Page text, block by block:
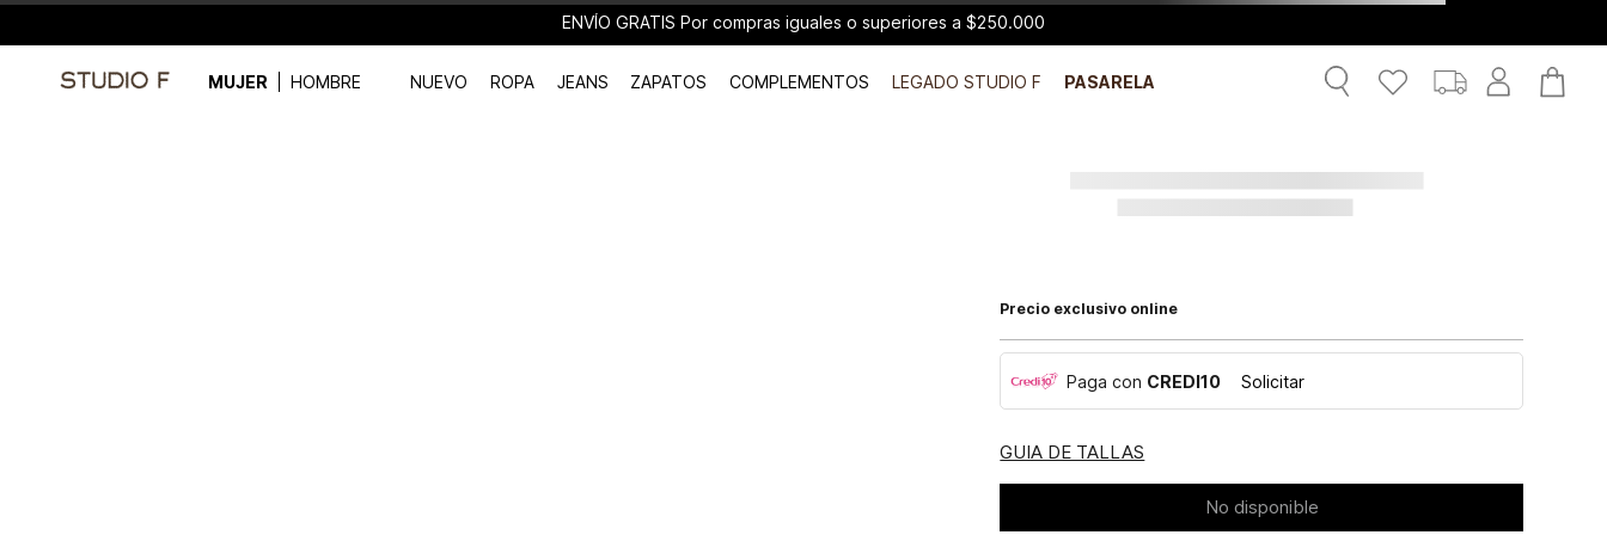
ENVÍO GRATIS Por compras iguales o superiores a $250.000
MUJER HOMBRE NUEVO ROPA JEANS ZAPATOS COMPLEMENTOS LEGADO STUDIO F PASARELA
Precio exclusivo online
Paga con CREDI10 Solicitar
GUIA DE TALLAS
No disponible